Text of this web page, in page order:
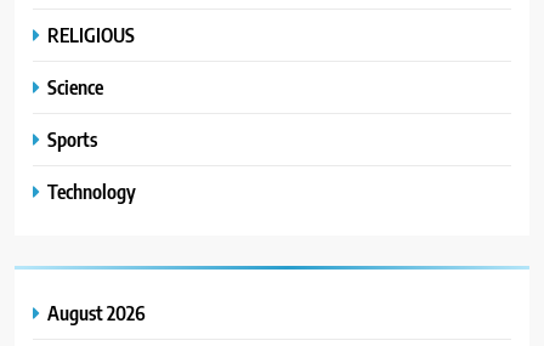
RELIGIOUS
Science
Sports
Technology
August 2026